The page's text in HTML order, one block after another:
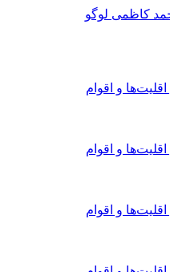
و اقوام
و اقوام
و اقوام